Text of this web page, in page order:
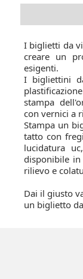
I biglietti da
creare un
esigenti.
I bigliettini
stampa
con vernici a
Stampa un
tatto con
lucidatura
disponibile
rilievo e
Dai il giusto
un biglietto